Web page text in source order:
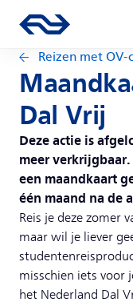
Hoofdnavigatie
Ga naar de
Reizen met
Dal Vrij
Deze actie is
meer
een maandkaart
één maand na de
Reis je deze zomer
maar wil je liever
misschien iets
het Nederland Dal